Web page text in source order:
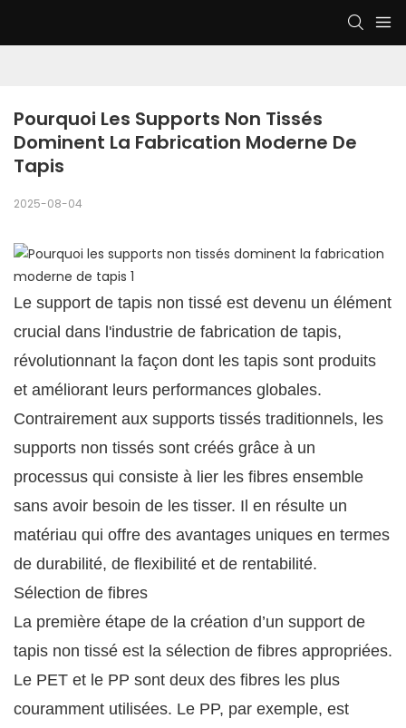
Pourquoi Les Supports Non Tissés
Dominent La Fabrication Moderne De
Tapis
2025-08-04
Le support de tapis non tissé est devenu un élément
crucial dans l'industrie de fabrication de tapis,
révolutionnant la façon dont les tapis sont produits
et améliorant leurs performances globales.
Contrairement aux supports tissés traditionnels, les
supports non tissés sont créés grâce à un
processus qui consiste à lier les fibres ensemble
sans avoir besoin de les tisser. Il en résulte un
matériau qui offre des avantages uniques en termes
de durabilité, de flexibilité et de rentabilité.
Sélection de fibres
La première étape de la création d’un support de
tapis non tissé est la sélection de fibres appropriées.
Le PET et le PP sont deux des fibres les plus
couramment utilisées. Le PP, par exemple, est